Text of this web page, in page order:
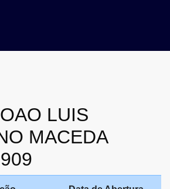
LUIS
MACEDA